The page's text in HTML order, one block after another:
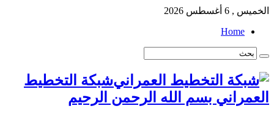
الخميس , 6 أغسطس 2026
Home
شبكة التخطيط
العمراني بسم الله الرحمن الرحيم